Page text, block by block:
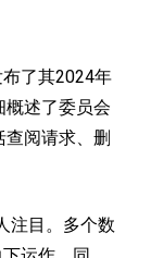
了其2024年
述了委员会
阅请求、删
注目。多个数